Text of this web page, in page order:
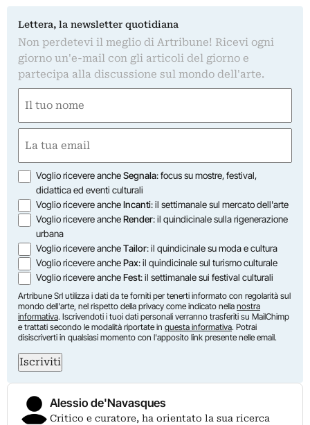
Lettera, la newsletter quotidiana
Non perdetevi il meglio di Artribune! Ricevi ogni
giorno un'e-mail con gli articoli del giorno e
partecipa alla discussione sul mondo dell'arte.
(Obbligatorio)
(Obbligatorio)
Opzioni
Voglio ricevere ancheSegnala: focus su mostre, festival,
didattica ed eventi culturali
Voglio ricevere ancheIncanti: il settimanale sul mercato dell'arte
Voglio ricevere ancheRender: il quindicinale sulla rigenerazione
urbana
Voglio ricevere ancheTailor: il quindicinale su moda e cultura
Voglio ricevere anchePax: il quindicinale sul turismo culturale
Voglio ricevere ancheFest: il settimanale sui festival culturali
Artribune Srl utilizza i dati da te forniti per tenerti informato con regolarità sul
mondo dell'arte, nel rispetto della privacy come indicato nella nostra
informativa. Iscrivendoti i tuoi dati personali verranno trasferiti su MailChimp
e trattati secondo le modalità riportate in questa informativa. Potrai
disiscriverti in qualsiasi momento con l'apposito link presente nelle email.
Iscriviti
Alessio de'Navasques
Critico e curatore, ha orientato la sua ricerca